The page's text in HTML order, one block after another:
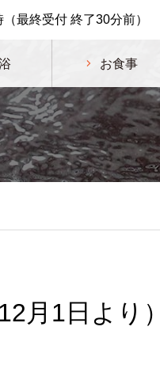
（最終受付 終了30分前）
お食事
月1日より）